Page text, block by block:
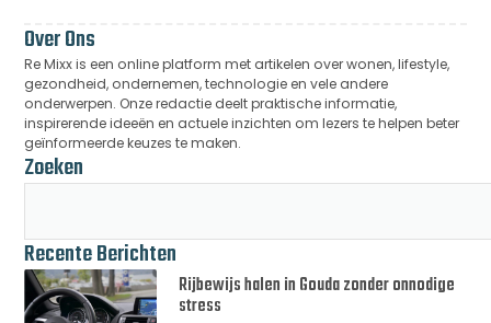
Over Ons
Re Mixx is een online platform met artikelen over wonen, lifestyle,
gezondheid, ondernemen, technologie en vele andere
onderwerpen. Onze redactie deelt praktische informatie,
inspirerende ideeën en actuele inzichten om lezers te helpen beter
geïnformeerde keuzes te maken.
Zoeken
Recente Berichten
Rijbewijs halen in Gouda zonder onnodige
stress